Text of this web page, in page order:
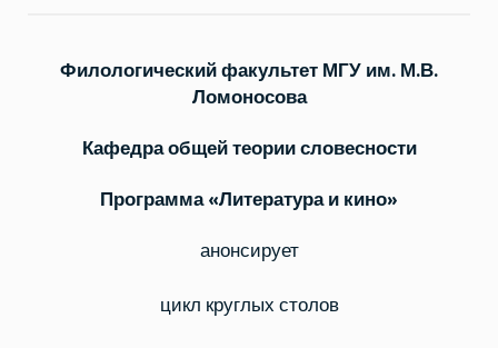
адаптация
и
память.
Заговор
«не
Хржановского”
2021
Филологический факультет МГУ им. М.В.
Ломоносова
Кафедра общей теории словесности
Программа «Литература и кино»
анонсирует
цикл круглых столов